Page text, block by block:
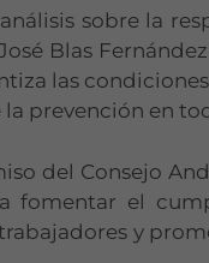
sobre la
Blas
las
prevención en
del Consejo
fomentar el
y